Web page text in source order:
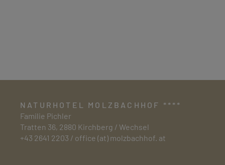
NATURHOTEL MOLZBACHHOF ****
Familie Pichler
Tratten 36, 2880 Kirchberg / Wechsel
+43 2641 2203 / office (at) molzbachhof. at